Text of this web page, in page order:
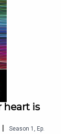
heart is
| Season 1
Ep.